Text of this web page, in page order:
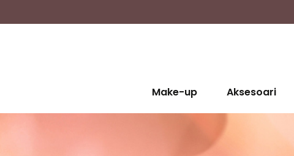
Make-up Aksesoari